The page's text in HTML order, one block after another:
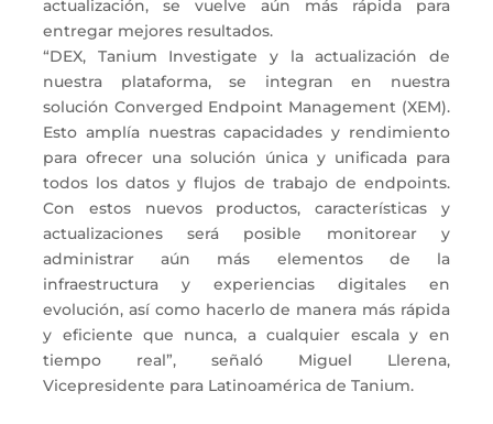
actualización, se vuelve aún más rápida para
entregar mejores resultados.
“DEX, Tanium Investigate y la actualización de
nuestra plataforma, se integran en nuestra
solución Converged Endpoint Management (XEM).
Esto amplía nuestras capacidades y rendimiento
para ofrecer una solución única y unificada para
todos los datos y flujos de trabajo de endpoints.
Con estos nuevos productos, características y
actualizaciones será posible monitorear y
administrar aún más elementos de la
infraestructura y experiencias digitales en
evolución, así como hacerlo de manera más rápida
y eficiente que nunca, a cualquier escala y en
tiempo real”, señaló Miguel Llerena,
Vicepresidente para Latinoamérica de Tanium.